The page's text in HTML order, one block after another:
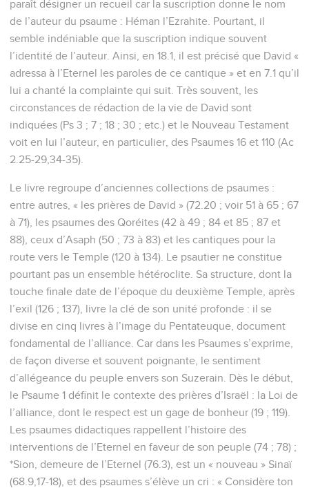
paraît désigner un recueil car la suscription donne le nom
de l’auteur du psaume : Héman l’Ezrahite. Pourtant, il
semble indéniable que la suscription indique souvent
l’identité de l’auteur. Ainsi, en 18.1, il est précisé que David «
adressa à l’Eternel les paroles de ce cantique » et en 7.1 qu’il
lui a chanté la complainte qui suit. Très souvent, les
circonstances de rédaction de la vie de David sont
indiquées (Ps 3 ; 7 ; 18 ; 30 ; etc.) et le Nouveau Testament
voit en lui l’auteur, en particulier, des Psaumes 16 et 110 (Ac
2.25-29,34-35).
Le livre regroupe d’anciennes collections de psaumes :
entre autres, « les prières de David » (72.20 ; voir 51 à 65 ; 67
à 71), les psaumes des Qoréites (42 à 49 ; 84 et 85 ; 87 et
88), ceux d’Asaph (50 ; 73 à 83) et les cantiques pour la
route vers le Temple (120 à 134). Le psautier ne constitue
pourtant pas un ensemble hétéroclite. Sa structure, dont la
touche finale date de l’époque du deuxième Temple, après
l’exil (126 ; 137), livre la clé de son unité profonde : il se
divise en cinq livres à l’image du Pentateuque, document
fondamental de l’alliance. Car dans les Psaumes s’exprime,
de façon diverse et souvent poignante, le sentiment
d’allégeance du peuple envers son Suzerain. Dès le début,
le Psaume 1 définit le contexte des prières d’Israël : la Loi de
l’alliance, dont le respect est un gage de bonheur (19 ; 119).
Les psaumes didactiques rappellent l’histoire des
interventions de l’Eternel en faveur de son peuple (74 ; 78) ;
*Sion, demeure de l’Eternel (76.3), est un « nouveau » Sinaï
(68.9,17-18), et des psaumes s’élève un cri : « Considère ton